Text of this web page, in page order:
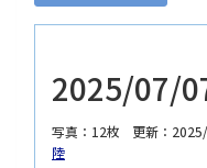
2025/07/
写真：12枚 更新：
陸